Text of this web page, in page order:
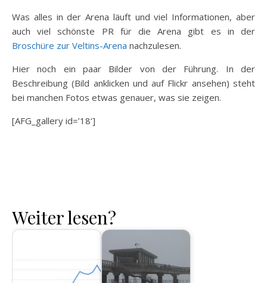
Was alles in der Arena läuft und viel Informationen, aber
auch viel schönste PR für die Arena gibt es in der
Broschüre zur Veltins-Arena nachzulesen.
Hier noch ein paar Bilder von der Führung. In der
Beschreibung (Bild anklicken und auf Flickr ansehen) steht
bei manchen Fotos etwas genauer, was sie zeigen.
[AFG_gallery id=’18‘]
Weiter lesen?